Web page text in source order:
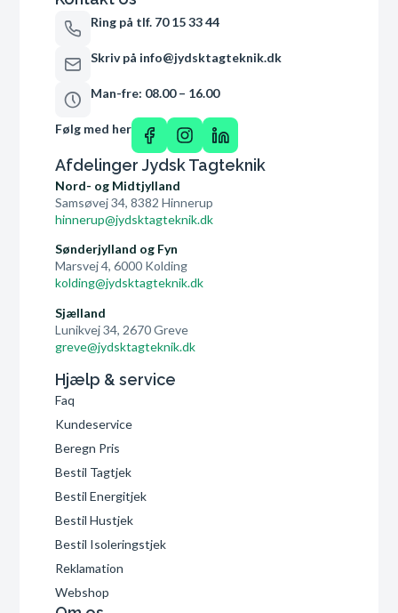
Ring på tlf. 70 15 33 44
Skriv på info@jydsktagteknik.dk
Man-fre: 08.00 – 16.00
Følg med her
Afdelinger Jydsk Tagteknik
Nord- og Midtjylland
Samsøvej 34, 8382 Hinnerup
hinnerup@jydsktagteknik.dk
Sønderjylland og Fyn
Marsvej 4, 6000 Kolding
kolding@jydsktagteknik.dk
Sjælland
Lunikvej 34, 2670 Greve
greve@jydsktagteknik.dk
Hjælp & service
Faq
Kundeservice
Beregn Pris
Bestil Tagtjek
Bestil Energitjek
Bestil Hustjek
Bestil Isoleringstjek
Reklamation
Webshop